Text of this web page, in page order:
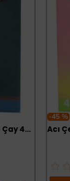
Elegant Tea 9lu Form Bitkisel Çay 42 Süzen Poşet
-45 %